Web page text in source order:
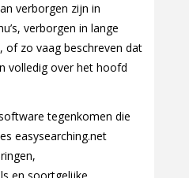
verborgen zijn in
verborgen in lange
of zo vaag beschreven dat
volledig over het hoofd
tegenkomen die
easysearching.net